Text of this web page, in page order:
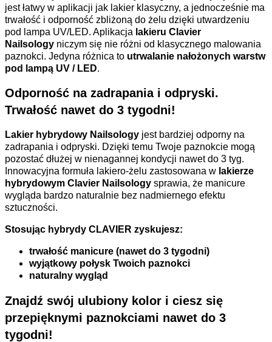
jest łatwy w aplikacji jak lakier klasyczny, a jednocześnie ma
trwałość i odporność zbliżoną do żelu dzięki utwardzeniu
pod lampa UV/LED. Aplikacja lakieru Clavier
Nailsology niczym się nie różni od klasycznego malowania
paznokci. Jedyna różnica to utrwalanie nałożonych warstw
pod lampą UV / LED.
Odporność na zadrapania i odpryski.
Trwałość nawet do 3 tygodni!
Lakier hybrydowy Nailsology jest bardziej odporny na
zadrapania i odpryski. Dzięki temu Twoje paznokcie mogą
pozostać dłużej w nienagannej kondycji nawet do 3 tyg.
Innowacyjna formuła lakiero-żelu zastosowana w lakierze
hybrydowym Clavier Nailsology sprawia, że manicure
wygląda bardzo naturalnie bez nadmiernego efektu
sztuczności.
Stosując hybrydy CLAVIER zyskujesz:
trwałość manicure (nawet do 3 tygodni)
wyjątkowy połysk Twoich paznokci
naturalny wygląd
Znajdź swój ulubiony kolor i ciesz się
przepięknymi paznokciami nawet do 3
tygodni!